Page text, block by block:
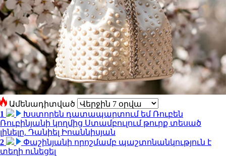
Ամենադիտված
1
Խստորեն դատապարտում եմ Ռուբեն
Ռուբինյանի կողմից Ստամբուլում թուրք տեսած
լինելը. Դանիել Իոաննիսյան
2
Փաշինյանի որոշմամբ պաշտոնանկություն է
տեղի ունեցել